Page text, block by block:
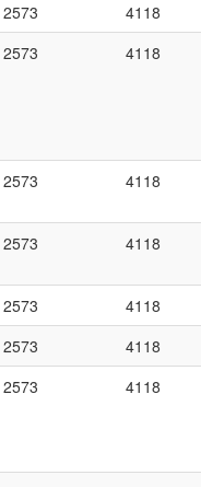
2573
4118
2573 4118
2573 4118
2573 4118
2573
4118
2573
4118
2573 4118